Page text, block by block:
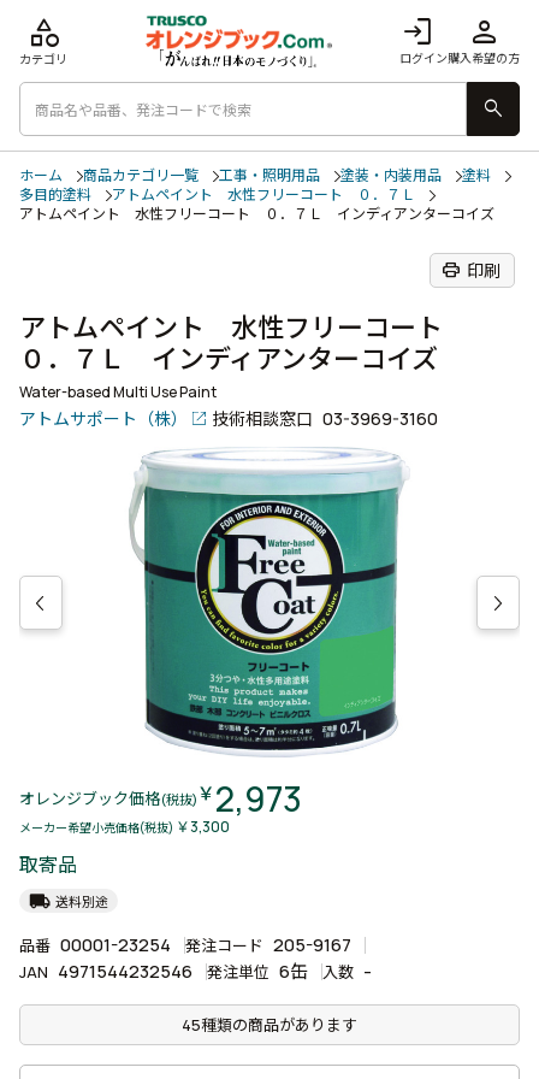
login
ログイン
person
購入希望の方
category
カテゴリ
search
ホーム 商品カテゴリ一覧 工事・照明用品 塗装・内装用品
塗料
多目的塗料
アトムペイント 水性フリーコート ０．７Ｌ
アトムペイント 水性フリーコート ０．７Ｌ インディアンターコイズ
print 印刷
アトムペイント 水性フリーコート
０．７Ｌ インディアンターコイズ
Water-based Multi Use Paint
アトムサポート（株） 技術相談窓口 03-3969-3160
オレンジブック価格(税抜) ￥2,973
メーカー希望小売価格(税抜) ￥3,300
取寄品
local_shipping 送料別途
品番 00001-23254 発注コード 205-9167
JAN 4971544232546 発注単位 6缶 入数 -
45種類の商品があります